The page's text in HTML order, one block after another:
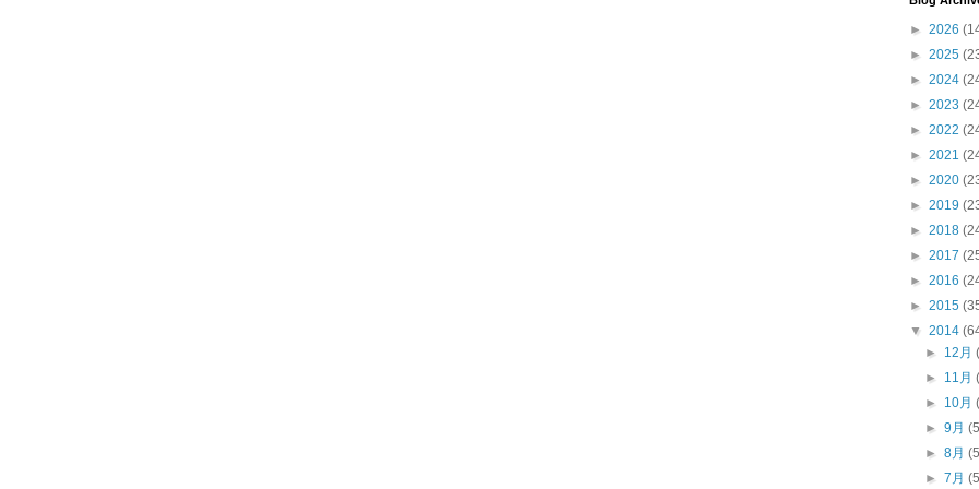
► 2026
► 2025
► 2024
► 2023
► 2022
► 2021
► 2020
► 2019
► 2018
► 2017
► 2016
► 2015
▼ 2014
► 12月
► 11月
► 10月
►9月
►8月
►7月